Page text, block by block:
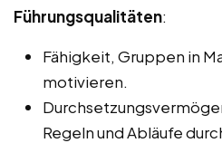
Führungsqualitäten:
Fähigkeit, Gruppen in
motivieren.
Regeln und Abläufe